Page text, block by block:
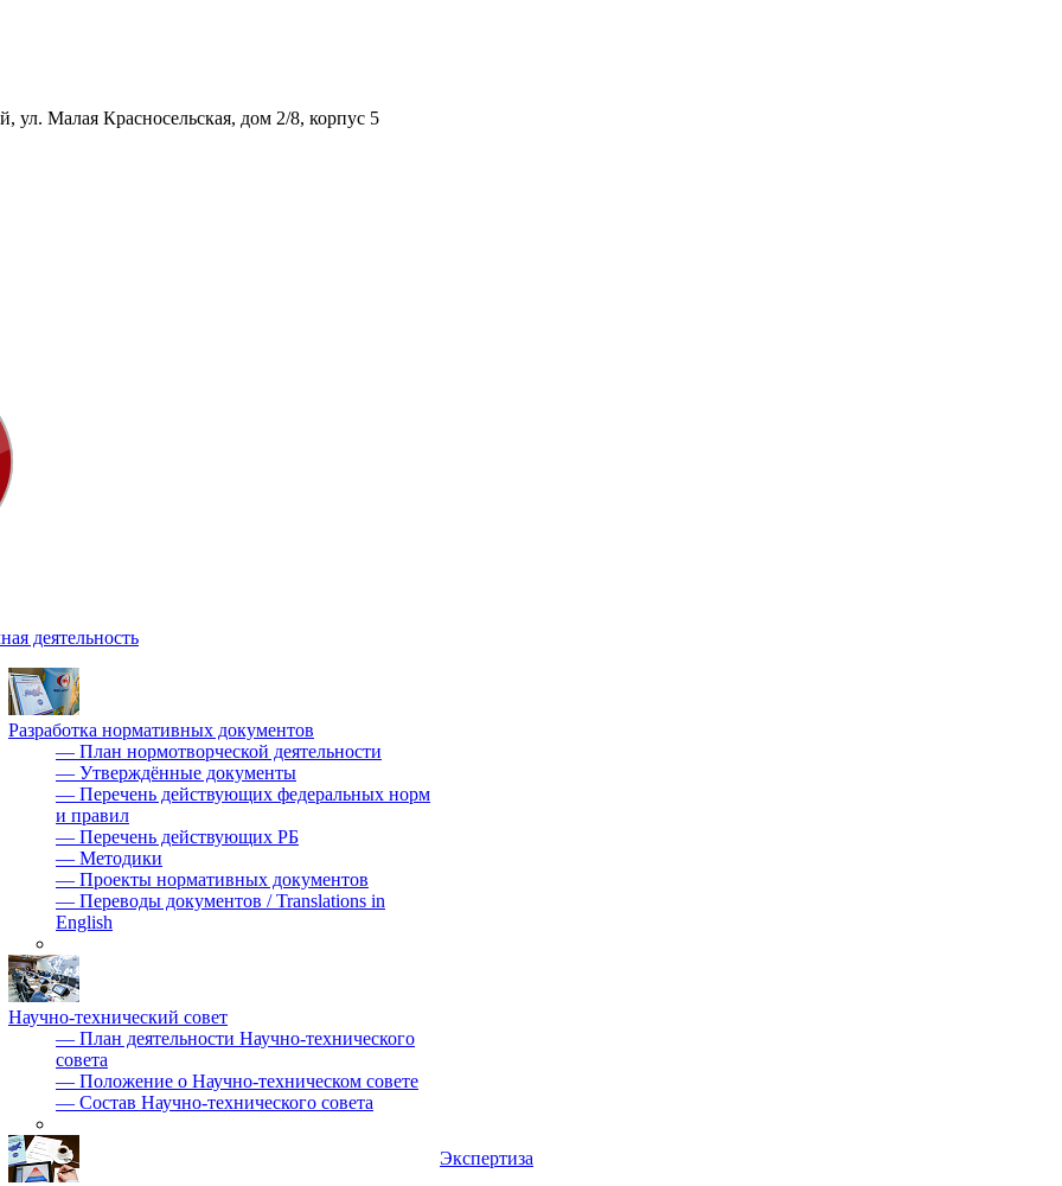
ул. Малая Красносельская, дом 2/8, корпус 5
деятельность
Разработка нормативных документов
— План нормотворческой деятельности
— Утверждённые документы
— Перечень действующих федеральных норм
и правил
— Перечень действующих РБ
— Методики
— Проекты нормативных документов
— Переводы документов / Translations in
English
Научно-технический совет
— План деятельности Научно-технического
совета
— Положение о Научно-техническом совете
— Состав Научно-технического совета
Экспертиза